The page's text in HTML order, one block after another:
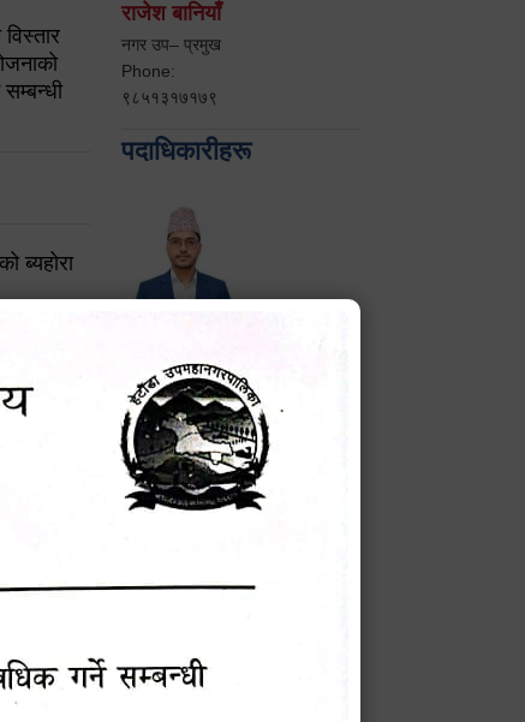
ब्यहोरा
सूचना !
राजेश बानियाँ
नगर उप– प्रमुख
Phone:
९८५१३१७१७९
पदाधिकारीहरू
प्रमुख प्रशासकीय अधिकृत
Phone: 9855010111
सविन न्यौपाने